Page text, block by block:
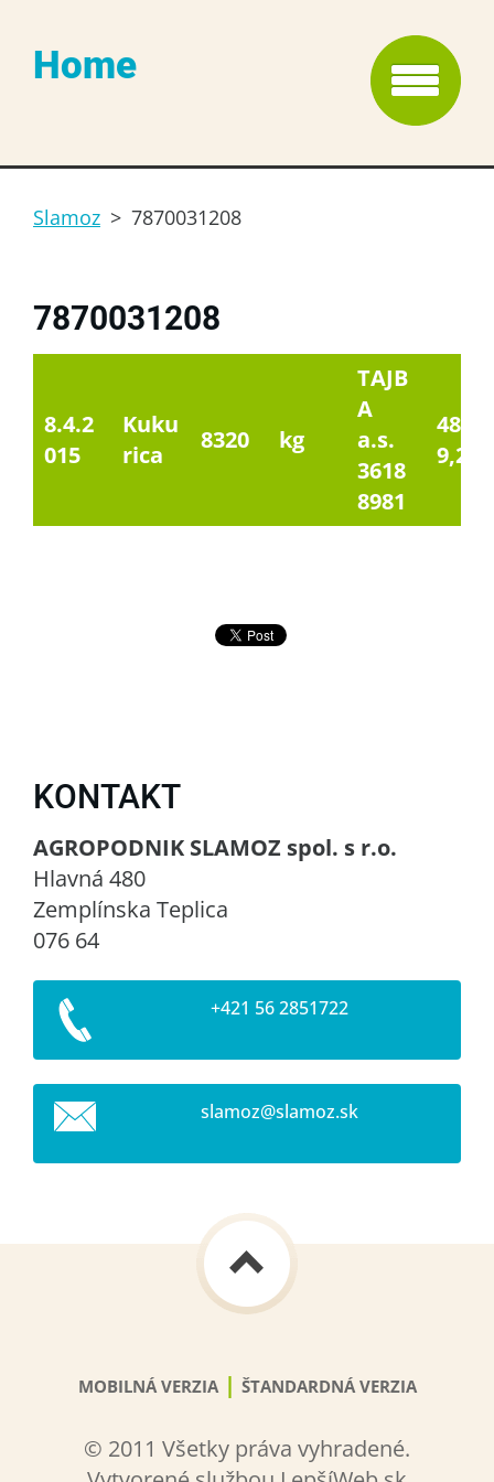
Home
Slamoz > 7870031208
7870031208
8.4.2
015
Kuku
rica
8320 kg
TAJB
A
a.s.
3618
8981
4840
9,20
KONTAKT
AGROPODNIK SLAMOZ spol. s r.o.
Hlavná 480
Zemplínska Teplica
076 64
+421 56 2851722
slamoz@slamoz.sk
MOBILNÁ VERZIA | ŠTANDARDNÁ VERZIA
© 2011 Všetky práva vyhradené.